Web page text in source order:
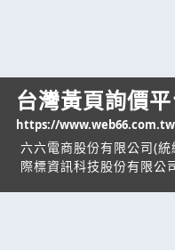
台灣黃頁詢價
https://www.web66.com.tw
六六電商股份有限公司(
際標資訊科技股份有限公